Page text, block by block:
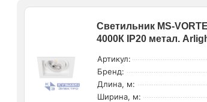
Светильник MS-
4000К IP20 метал.
Артикул:
Бренд:
Длина, м:
Ширина, м: